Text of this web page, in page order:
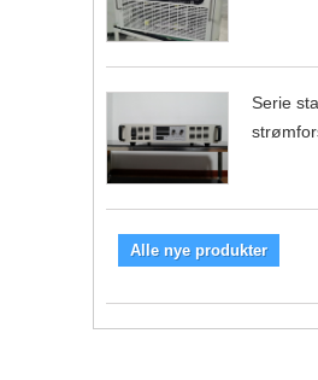
Serie
Alle nye produkter